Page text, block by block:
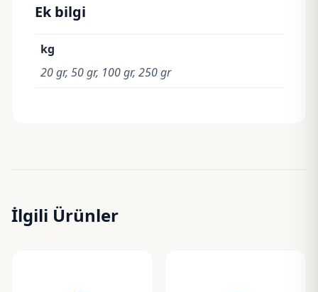
Ek bilgi
kg
20 gr, 50 gr, 100 gr, 250 gr
İlgili Ürünler